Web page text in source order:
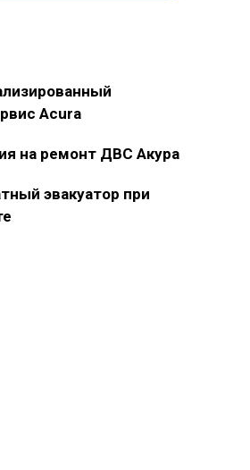
Acura
на ремонт ДВС Акура
эвакуатор при